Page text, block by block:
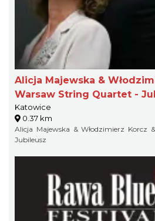
Alicja Majewska &
Warsaw String Quartet -
Katowice
0.37 km
Alicja Majewska & Włodzimierz Korcz
Jubileusz